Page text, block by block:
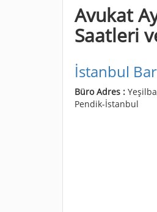
Avukat
Saatleri
İstanbul
Büro Adres :
Pendik-İstanbul